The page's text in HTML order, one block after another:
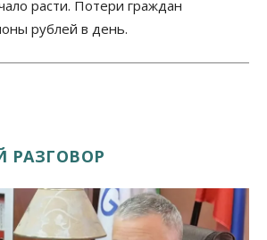
расти. Потери граждан
рублей в день.
РАЗГОВОР